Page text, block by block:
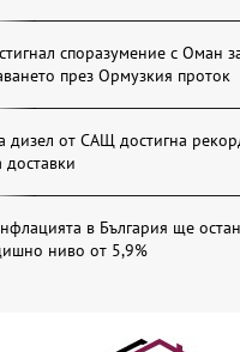
споразумение с Оман
през Ормузкия проток
дизел от САЩ достигна
доставки
в България ще
ниво от 5,9%